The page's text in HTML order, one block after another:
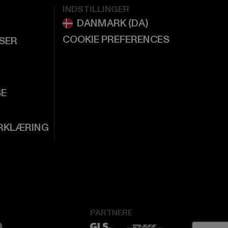
INDSTILLINGER
COOKIE PREFERENCES
PARTNERE